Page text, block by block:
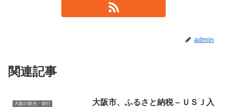
admin
関連記事
大阪の観光・旅行 大阪市、ふるさと納税 – ＵＳＪ入